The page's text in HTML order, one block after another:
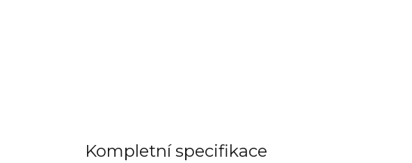
Kompletní specifikace